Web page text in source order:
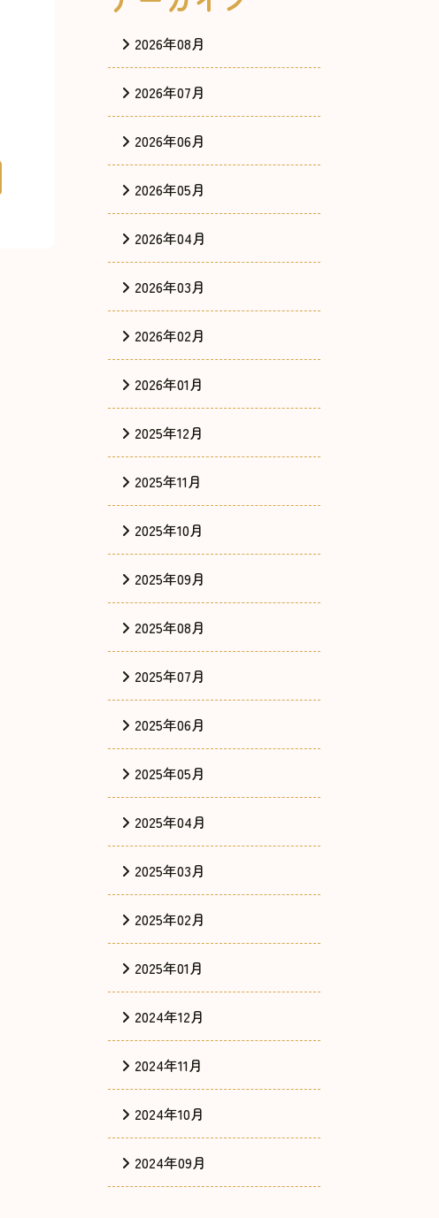
2026年08月
2026年07月
2026年06月
2026年05月
2026年04月
2026年03月
2026年02月
2026年01月
2025年12月
2025年11月
2025年10月
2025年09月
2025年08月
2025年07月
2025年06月
2025年05月
2025年04月
2025年03月
2025年02月
2025年01月
2024年12月
2024年11月
2024年10月
2024年09月